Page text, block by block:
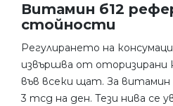
Витамин б12
стойности
Регулирането на
извършва от оторизирани
във всеки щат. За витамин
3 mcg на ден. Тези нива се